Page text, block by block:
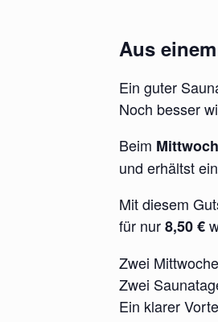
Aus
Ein guter
Noch besser
Beim
und erhältst
Mit diesem
für nur8,50 €
Zwei
Zwei
Ein klarer